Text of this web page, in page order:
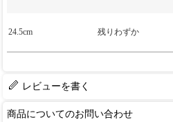
24.5cm 残りわずか
レビューを書く
商品についてのお問い合わせ